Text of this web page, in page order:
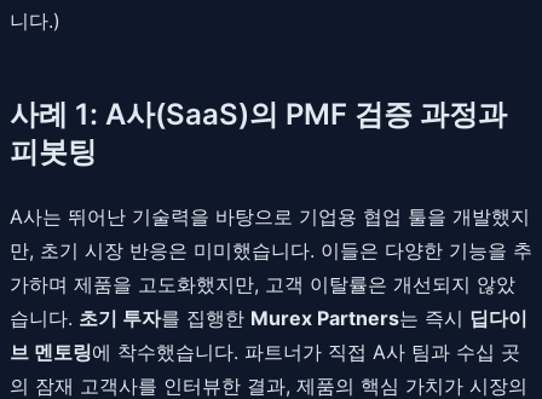
니다.)
사례 1: A사(SaaS)의 PMF 검증 과정과
피봇팅
A사는 뛰어난 기술력을 바탕으로 기업용 협업 툴을 개발했지
만, 초기 시장 반응은 미미했습니다. 이들은 다양한 기능을 추
가하며 제품을 고도화했지만, 고객 이탈률은 개선되지 않았
습니다. 초기 투자를 집행한 Murex Partners는 즉시 딥다이
브 멘토링에 착수했습니다. 파트너가 직접 A사 팀과 수십 곳
의 잠재 고객사를 인터뷰한 결과, 제품의 핵심 가치가 시장의